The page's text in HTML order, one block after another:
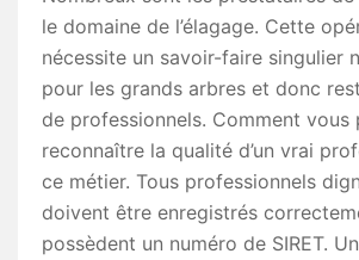
le domaine de l’élagage. Cette
nécessite un savoir-faire singulier
pour les grands arbres et donc
de professionnels. Comment vous
reconnaître la qualité d’un vrai
ce métier. Tous professionnels
doivent être enregistrés
possèdent un numéro de SIRET.